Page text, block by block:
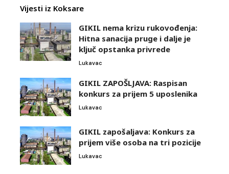
Vijesti iz Koksare
GIKIL nema krizu rukovođenja:
Hitna sanacija pruge i dalje je
ključ opstanka privrede
Lukavac
GIKIL ZAPOŠLJAVA: Raspisan
konkurs za prijem 5 uposlenika
Lukavac
GIKIL zapošaljava: Konkurs za
prijem više osoba na tri pozicije
Lukavac